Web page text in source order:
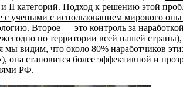
II категорий. Подход к решению этой
с учеными с использованием мирового
Второе — это контроль за
по территории всей нашей
мы видим, что около 80% наработчиков
она становится более эффективной и
РФ.